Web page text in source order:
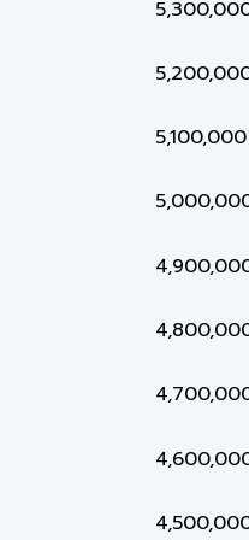
5,100,000